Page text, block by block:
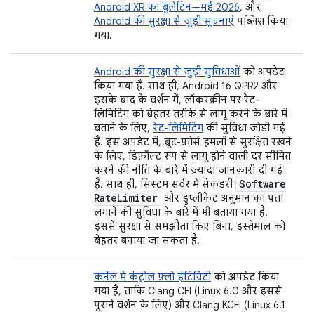
Android XR का बुलेटिन—मई 2026, और
Android की सुरक्षा से जुड़ी सूचनाएं पब्लिश किया
गया.
Android की सुरक्षा से जुड़ी सुविधाओं को अपडेट
किया गया है. साथ ही, Android 16 QPR2 और
इसके बाद के वर्शन में, लॉकस्क्रीन पर रेट-
लिमिटिंग को बेहतर तरीके से लागू करने के बारे में
बताने के लिए, रेट-लिमिटिंग की सुविधा जोड़ी गई
है. इस अपडेट में, ब्रूट-फ़ोर्स हमलों से सुरक्षित रखने
के लिए, डिफ़ॉल्ट रूप से लागू होने वाली दर सीमित
करने की नीति के बारे में ज़्यादा जानकारी दी गई
है. साथ ही, सिस्टम सर्वर में सेकंडरी Software
RateLimiter और डुप्लीकेट अनुमान का पता
लगाने की सुविधा के बारे में भी बताया गया है.
इससे सुरक्षा से समझौता किए बिना, इस्तेमाल को
बेहतर बनाया जा सकता है.
कर्नेल में कंट्रोल फ़्लो इंटिग्रिटी को अपडेट किया
गया है, ताकि Clang CFI (Linux 6.0 और इससे
पुराने वर्शन के लिए) और Clang KCFI (Linux 6.1